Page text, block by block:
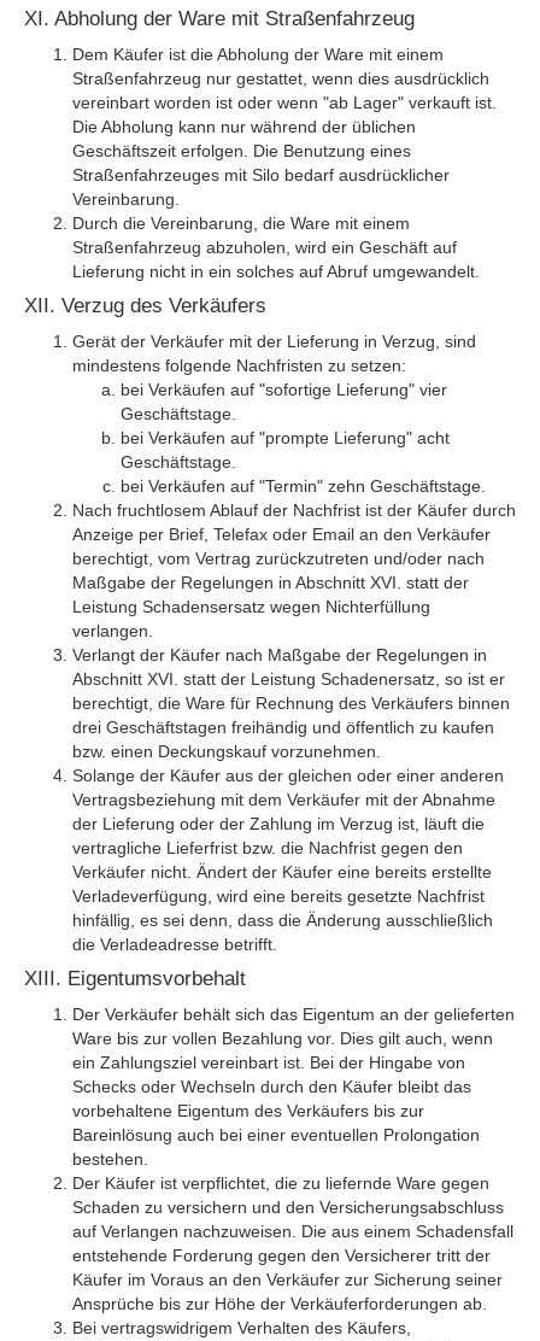
XI. Abholung der Ware mit Straßenfahrzeug
Dem Käufer ist die Abholung der Ware mit einem
Straßenfahrzeug nur gestattet, wenn dies ausdrücklich
vereinbart worden ist oder wenn "ab Lager" verkauft ist.
Die Abholung kann nur während der üblichen
Geschäftszeit erfolgen. Die Benutzung eines
Straßenfahrzeuges mit Silo bedarf ausdrücklicher
Vereinbarung.
Durch die Vereinbarung, die Ware mit einem
Straßenfahrzeug abzuholen, wird ein Geschäft auf
Lieferung nicht in ein solches auf Abruf umgewandelt.
XII. Verzug des Verkäufers
Gerät der Verkäufer mit der Lieferung in Verzug, sind
mindestens folgende Nachfristen zu setzen:
bei Verkäufen auf "sofortige Lieferung" vier
Geschäftstage.
bei Verkäufen auf "prompte Lieferung" acht
Geschäftstage.
bei Verkäufen auf "Termin" zehn Geschäftstage.
Nach fruchtlosem Ablauf der Nachfrist ist der Käufer durch
Anzeige per Brief, Telefax oder Email an den Verkäufer
berechtigt, vom Vertrag zurückzutreten und/oder nach
Maßgabe der Regelungen in Abschnitt XVI. statt der
Leistung Schadensersatz wegen Nichterfüllung
verlangen.
Verlangt der Käufer nach Maßgabe der Regelungen in
Abschnitt XVI. statt der Leistung Schadenersatz, so ist er
berechtigt, die Ware für Rechnung des Verkäufers binnen
drei Geschäftstagen freihändig und öffentlich zu kaufen
bzw. einen Deckungskauf vorzunehmen.
Solange der Käufer aus der gleichen oder einer anderen
Vertragsbeziehung mit dem Verkäufer mit der Abnahme
der Lieferung oder der Zahlung im Verzug ist, läuft die
vertragliche Lieferfrist bzw. die Nachfrist gegen den
Verkäufer nicht. Ändert der Käufer eine bereits erstellte
Verladeverfügung, wird eine bereits gesetzte Nachfrist
hinfällig, es sei denn, dass die Änderung ausschließlich
die Verladeadresse betrifft.
XIII. Eigentumsvorbehalt
Der Verkäufer behält sich das Eigentum an der gelieferten
Ware bis zur vollen Bezahlung vor. Dies gilt auch, wenn
ein Zahlungsziel vereinbart ist. Bei der Hingabe von
Schecks oder Wechseln durch den Käufer bleibt das
vorbehaltene Eigentum des Verkäufers bis zur
Bareinlösung auch bei einer eventuellen Prolongation
bestehen.
Der Käufer ist verpflichtet, die zu liefernde Ware gegen
Schaden zu versichern und den Versicherungsabschluss
auf Verlangen nachzuweisen. Die aus einem Schadensfall
entstehende Forderung gegen den Versicherer tritt der
Käufer im Voraus an den Verkäufer zur Sicherung seiner
Ansprüche bis zur Höhe der Verkäuferforderungen ab.
Bei vertragswidrigem Verhalten des Käufers,